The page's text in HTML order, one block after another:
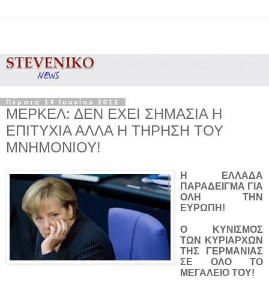
Πέμπτη 14 Ιουνίου 2012
ΜΕΡΚΕΛ: ΔΕΝ ΕΧΕΙ ΣΗΜΑΣΙΑ Η
ΕΠΙΤΥΧΙΑ ΑΛΛΑ Η ΤΗΡΗΣΗ ΤΟΥ
ΜΝΗΜΟΝΙΟΥ!
Η ΕΛΛΑΔΑ
ΠΑΡΑΔΕΙΓΜΑ ΓΙΑ
ΟΛΗ ΤΗΝ
ΕΥΡΩΠΗ!
Ο ΚΥΝΙΣΜΟΣ
ΤΩΝ ΚΥΡΙΑΡΧΩΝ
ΤΗΣ ΓΕΡΜΑΝΙΑΣ
ΣΕ ΟΛΟ ΤΟ
ΜΕΓΑΛΕΙΟ ΤΟΥ!